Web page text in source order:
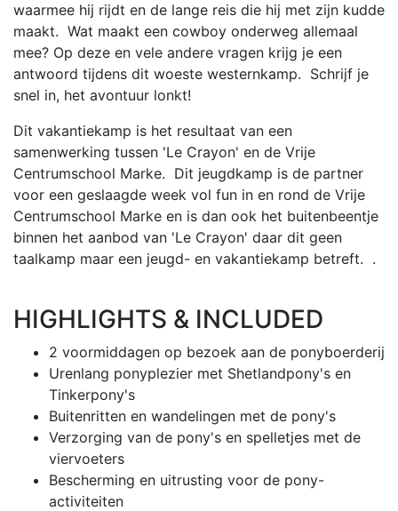
waarmee hij rijdt en de lange reis die hij met zijn kudde
maakt. Wat maakt een cowboy onderweg allemaal
mee? Op deze en vele andere vragen krijg je een
antwoord tijdens dit woeste westernkamp. Schrijf je
snel in, het avontuur lonkt!
Dit vakantiekamp is het resultaat van een
samenwerking tussen 'Le Crayon' en de Vrije
Centrumschool Marke. Dit jeugdkamp is de partner
voor een geslaagde week vol fun in en rond de Vrije
Centrumschool Marke en is dan ook het buitenbeentje
binnen het aanbod van 'Le Crayon' daar dit geen
taalkamp maar een jeugd- en vakantiekamp betreft. .
HIGHLIGHTS & INCLUDED
2 voormiddagen op bezoek aan de ponyboerderij
Urenlang ponyplezier met Shetlandpony's en
Tinkerpony's
Buitenritten en wandelingen met de pony's
Verzorging van de pony's en spelletjes met de
viervoeters
Bescherming en uitrusting voor de pony-
activiteiten